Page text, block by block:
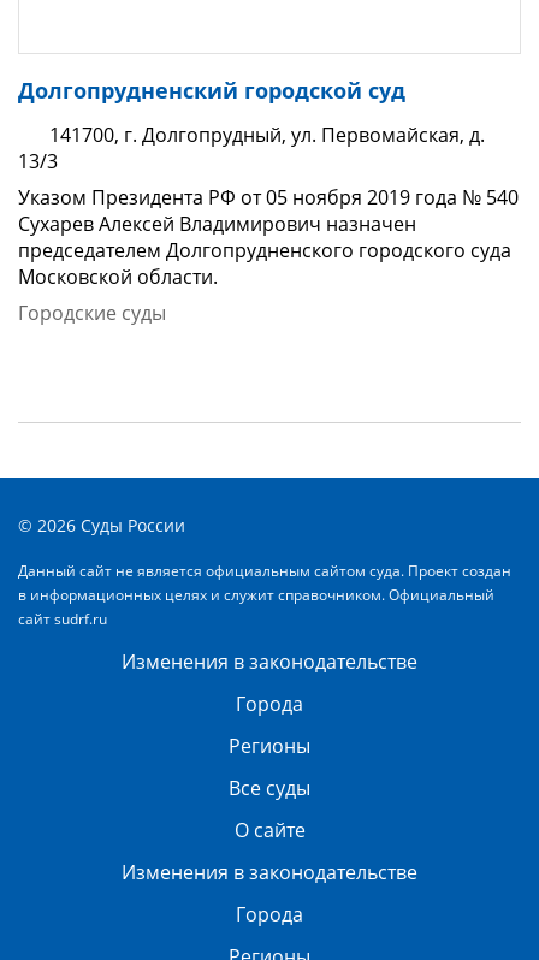
Долгопрудненский городской суд
141700, г. Долгопрудный, ул. Первомайская, д.
13/3
Указом Президента РФ от 05 ноября 2019 года № 540
Сухарев Алексей Владимирович назначен
председателем Долгопрудненского городского суда
Московской области.
Городские суды
© 2026 Суды России
Данный сайт не является официальным сайтом суда. Проект создан
в информационных целях и служит справочником. Официальный
сайтsudrf.ru
Изменения в законодательстве
Города
Регионы
Все суды
О сайте
Изменения в законодательстве
Города